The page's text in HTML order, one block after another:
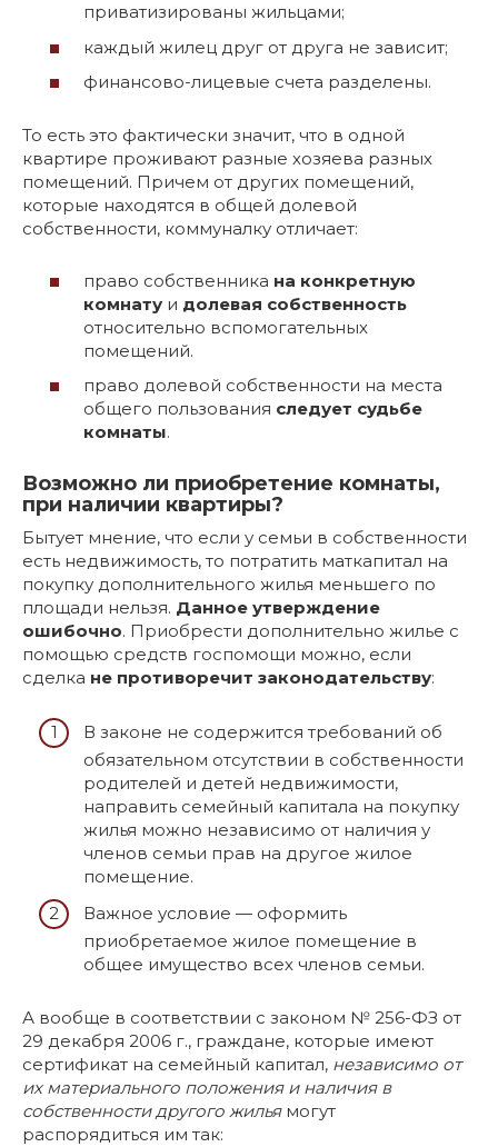
приватизированы жильцами;
каждый жилец друг от друга не зависит;
финансово-лицевые счета разделены.
То есть это фактически значит, что в одной
квартире проживают разные хозяева разных
помещений. Причем от других помещений,
которые находятся в общей долевой
собственности, коммуналку отличает:
право собственника на конкретную
комнату и долевая собственность
относительно вспомогательных
помещений.
право долевой собственности на места
общего пользования следует судьбе
комнаты.
Возможно ли приобретение комнаты,
при наличии квартиры?
Бытует мнение, что если у семьи в собственности
есть недвижимость, то потратить маткапитал на
покупку дополнительного жилья меньшего по
площади нельзя. Данное утверждение
ошибочно. Приобрести дополнительно жилье с
помощью средств госпомощи можно, если
сделка не противоречит законодательству:
В законе не содержится требований об
обязательном отсутствии в собственности
родителей и детей недвижимости,
направить семейный капитала на покупку
жилья можно независимо от наличия у
членов семьи прав на другое жилое
помещение.
Важное условие — оформить
приобретаемое жилое помещение в
общее имущество всех членов семьи.
А вообще в соответствии с законом № 256-ФЗ от
29 декабря 2006 г., граждане, которые имеют
сертификат на семейный капитал, независимо от
их материального положения и наличия в
собственности другого жильямогут
распорядиться им так: